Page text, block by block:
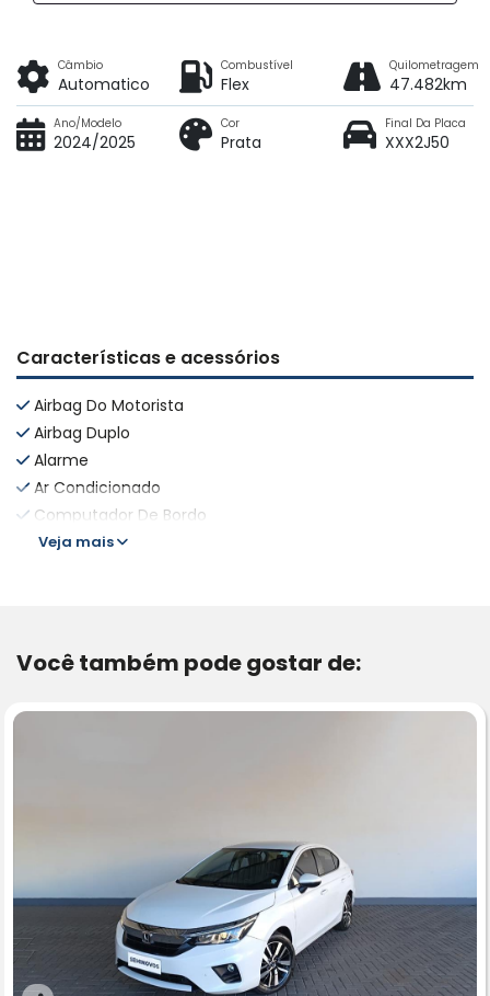
Câmbio
Automatico
Combustível
Flex
Quilometragem
47.482km
Ano/Modelo
2024/2025
Cor
Prata
Final Da Placa
XXX2J50
Características e acessórios
Airbag Do Motorista
Airbag Duplo
Alarme
Ar Condicionado
Computador De Bordo
Veja mais
Você também pode gostar de: